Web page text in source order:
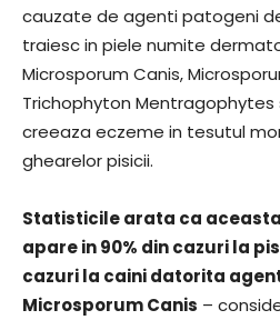
cauzate de agenti patogeni
traiesc in piele numite
Microsporum Canis,
Trichophyton
creeaza eczeme in tesutul
ghearelor pisicii.
Statisticile arata ca
apare in 90% din cazuri la
cazuri la caini datorita
Microsporum Canis –